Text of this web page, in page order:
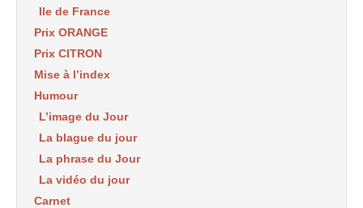
Ile de France
Prix ORANGE
Prix CITRON
Mise à l’index
Humour
L’image du Jour
La blague du jour
La phrase du Jour
La vidéo du jour
Carnet